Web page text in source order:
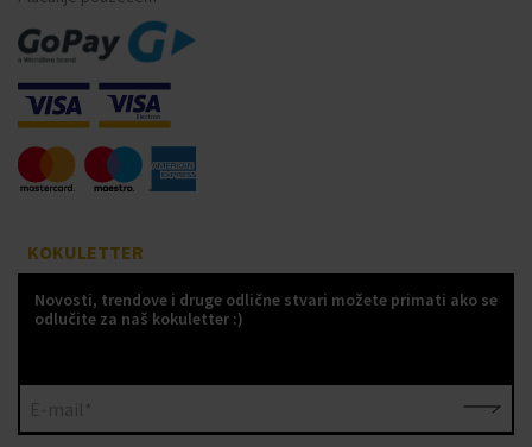
KOKULETTER
Novosti, trendove i druge odlične stvari možete primati ako se
odlučite za naš kokuletter :)